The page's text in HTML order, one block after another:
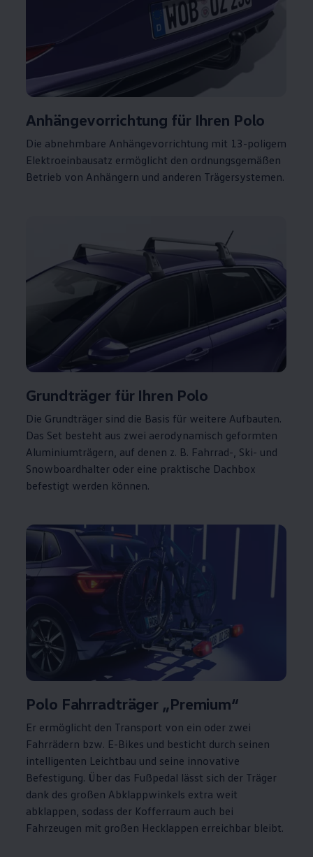
Anhängevorrichtung für Ihren Polo
Die abnehmbare Anhängevorrichtung mit 13-poligem
Elektroeinbausatz ermöglicht den ordnungsgemäßen
Betrieb von Anhängern und anderen Trägersystemen.
Grundträgerfür Ihren Polo
Die Grundträger sind die Basis für weitere Aufbauten.
Das Set besteht aus zwei aerodynamisch geformten
Aluminiumträgern, auf denen z. B. Fahrrad-, Ski- und
Snowboardhalter oder eine praktische Dachbox
befestigt werden können.
Polo Fahrradträger „Premium“
Er ermöglicht den Transport von ein oder zwei
Fahrrädern bzw. E-Bikes und besticht durch seinen
intelligenten Leichtbau und seine innovative
Befestigung. Über das Fußpedal lässt sich der Träger
dank des großen Abklappwinkels extra weit
abklappen, sodass der Kofferraum auch bei
Fahrzeugen mit großen Hecklappen erreichbar bleibt.